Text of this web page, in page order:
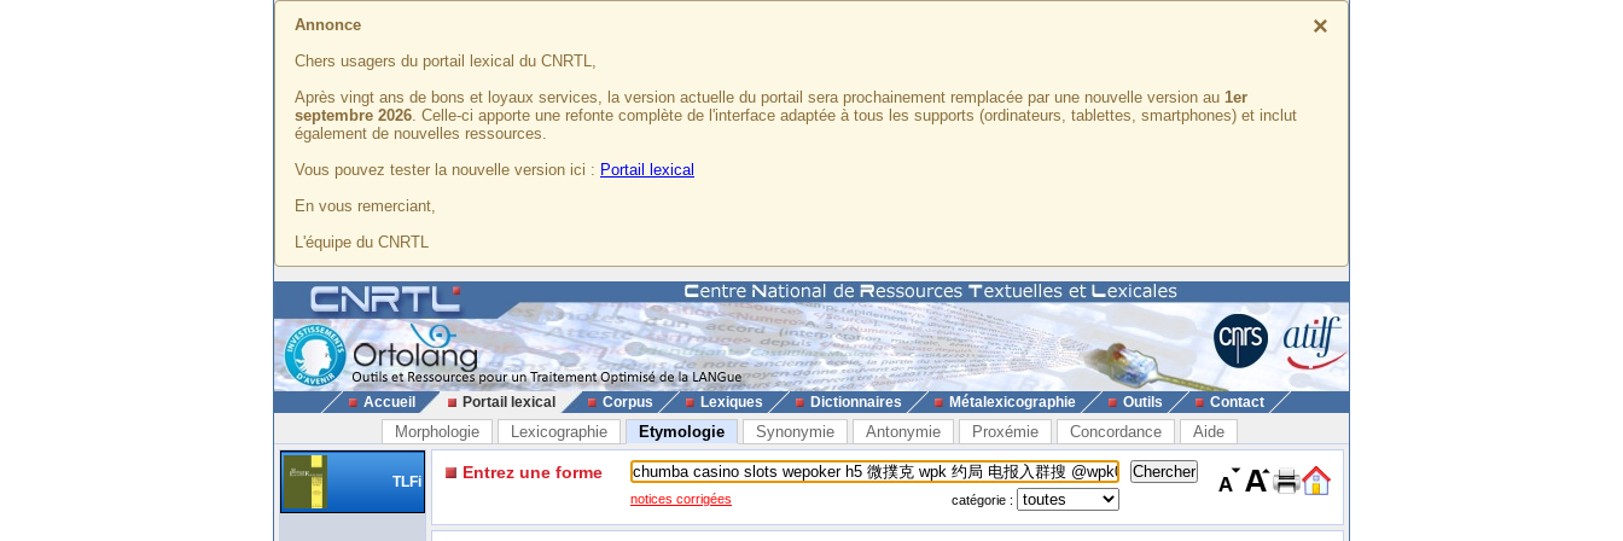
×
Annonce
Chers usagers du portail lexical du CNRTL,
Après vingt ans de bons et loyaux services, la version actuelle du portail sera prochainement remplacée par une nouvelle version au 1er
septembre 2026. Celle-ci apporte une refonte complète de l'interface adaptée à tous les supports (ordinateurs, tablettes, smartphones) et inclut
également de nouvelles ressources.
Vous pouvez tester la nouvelle version ici : Portail lexical
En vous remerciant,
L'équipe du CNRTL
Accueil Portail lexical Corpus Lexiques Dictionnaires Métalexicographie Outils Contact
Morphologie Lexicographie Etymologie Synonymie Antonymie Proxémie Concordance Aide
TLFi Entrez une forme
notices corrigées catégorie :